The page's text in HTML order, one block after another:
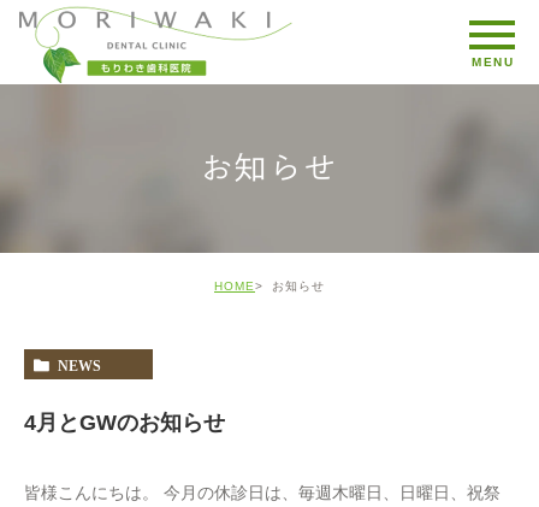
お知らせ
HOME お知らせ
NEWS
4月とGWのお知らせ
皆様こんにちは。 今月の休診日は、毎週木曜日、日曜日、祝祭